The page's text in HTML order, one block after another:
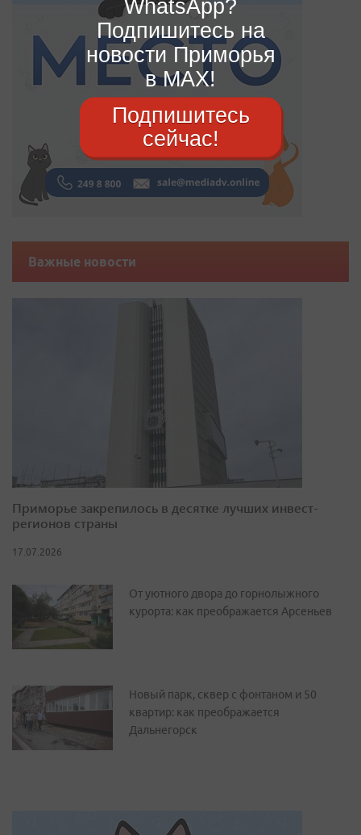
Важные новости
Приморье закрепилось в десятке лучших инвест-
регионов страны
17.07.2026
От уютного двора до горнолыжного
курорта: как преображается Арсеньев
Новый парк, сквер с фонтаном и 50
квартир: как преображается
Дальнегорск
WhatsApp?
Подпишитесь на
новости Приморья
в MAX!
Подпишитесь
сейчас!